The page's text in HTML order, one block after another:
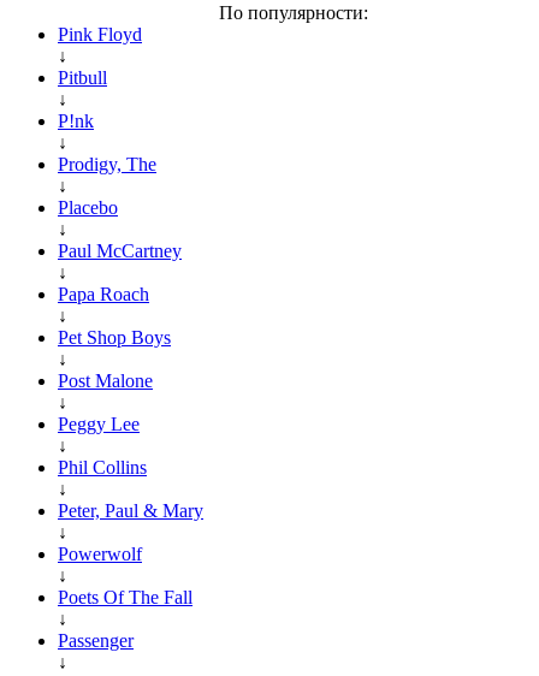
По популярности:
Pink Floyd
↓
Pitbull
↓
P!nk
↓
Prodigy, The
↓
Placebo
↓
Paul McCartney
↓
Papa Roach
↓
Pet Shop Boys
↓
Post Malone
↓
Peggy Lee
↓
Phil Collins
↓
Peter, Paul & Mary
↓
Powerwolf
↓
Poets Of The Fall
↓
Passenger
↓